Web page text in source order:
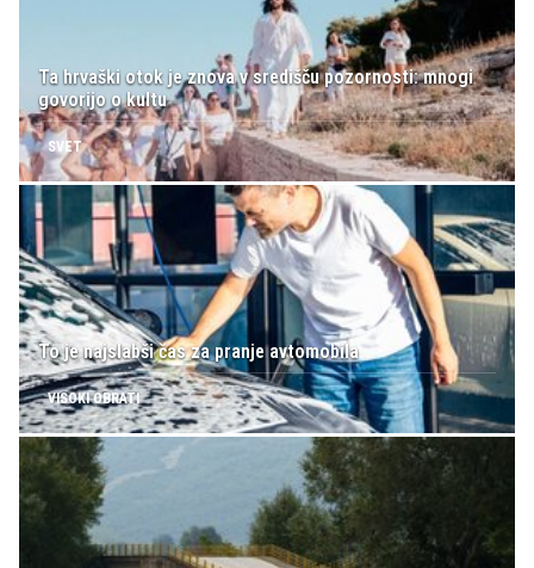
Ta hrvaški otok je znova v središču pozornosti: mnogi
govorijo o kultu
SVET
To je najslabši čas za pranje avtomobila
VISOKI OBRATI